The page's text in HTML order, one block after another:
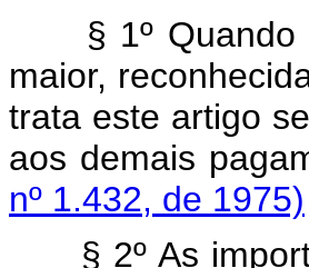
§ 1º Quando
maior,
trata este artigo
aos demais
nº 1.432, de 1975)
§ 2º As